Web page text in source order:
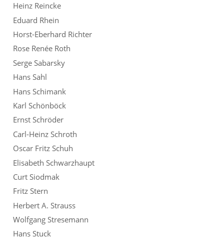
Heinz Reincke
Eduard Rhein
Horst-Eberhard Richter
Rose Renée Roth
Serge Sabarsky
Hans Sahl
Hans Schimank
Karl Schönböck
Ernst Schröder
Carl-Heinz Schroth
Oscar Fritz Schuh
Elisabeth Schwarzhaupt
Curt Siodmak
Fritz Stern
Herbert A. Strauss
Wolfgang Stresemann
Hans Stuck